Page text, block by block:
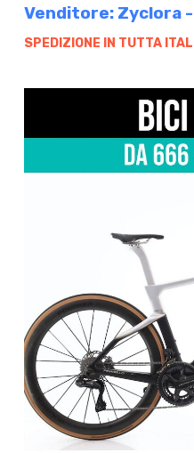
Venditore: Zyclora -
SPEDIZIONE IN TUTTA